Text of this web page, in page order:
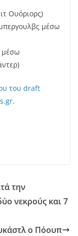
Ουόριορς)
μέσω
μέσω
του draft
.
την
νεκρούς και 7
ο Πόουπ